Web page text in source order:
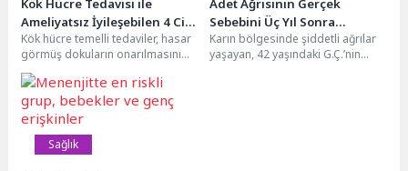
Kök Hücre Tedavisi ile
Ameliyatsız İyileşebilen 4 Cilt
Problemi!
Kök hücre temelli tedaviler, hasar
görmüş dokuların onarılmasını
destekleyerek yalnızca
hastalıkların tedavisinde değil,
aynı zamanda...
Adet Ağrısının Gerçek
Sebebini Üç Yıl Sonra
Öğrendi
Karın bölgesinde şiddetli ağrılar
yaşayan, 42 yaşındaki G.Ç.’nin
Sağlık